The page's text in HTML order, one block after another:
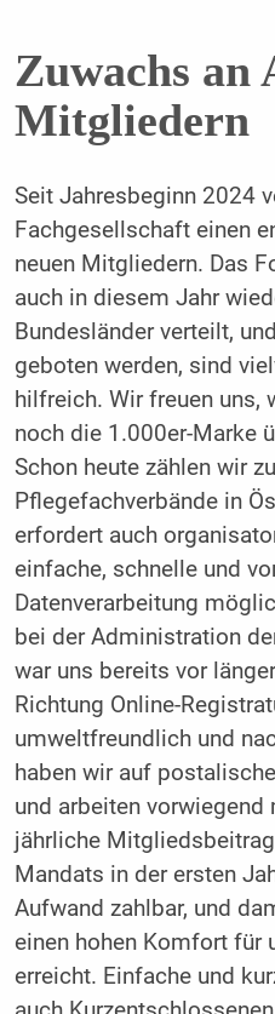
Zuwachs an
Mitgliedern
Seit Jahresbeginn 2024
Fachgesellschaft einen
neuen Mitgliedern. Das
auch in diesem Jahr
Bundesländer verteilt,
geboten werden, sind
hilfreich. Wir freuen uns,
noch die 1.000er-Marke
Schon heute zählen wir
Pflegefachverbände in
erfordert auch
einfache, schnelle und
Datenverarbeitung
bei der Administration
war uns bereits vor
Richtung Online-
umweltfreundlich und
haben wir auf
und arbeiten vorwiegend
jährliche
Mandats in der ersten
Aufwand zahlbar, und
einen hohen Komfort für
erreicht. Einfache und